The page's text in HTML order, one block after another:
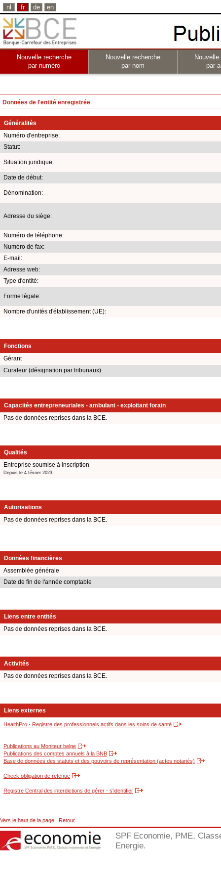
nl fr de en
Nouvelle recherche
par numéro
Nouvelle recherche
par nom
par
Données de l'entité enregistrée
Généralités
Numéro d'entreprise:
Statut:
Situation juridique:
Date de début:
Dénomination:
Adresse du siège:
Numéro de téléphone:
Numéro de fax:
E-mail:
Adresse web:
Type d'entité:
Forme légale:
Nombre d'unités d'établissement (UE):
Fonctions
Gérant
Curateur (désignation par tribunaux)
Capacités entrepreneuriales - ambulant - exploitant forain
Pas de données reprises dans la BCE.
Qualités
Entreprise soumise à inscription
Depuis le 4 février 2023
Autorisations
Pas de données reprises dans la BCE.
Données financières
Assemblée générale
Date de fin de l'année comptable
Liens entre entités
Pas de données reprises dans la BCE.
Activités
Pas de données reprises dans la BCE.
Liens externes
HealthPro - Registre des professionnels actifs dans les soins de santé
Publications au Moniteur belge
Publications des comptes annuels à la BNB
Base de données des statuts et des pouvoirs de représentation (actes notariés)
Check obligation de retenue
Registre Central des interdictions de gérer - s'identifier
Vers le haut de la page Retour
SPF Economie, PME,
Energie.